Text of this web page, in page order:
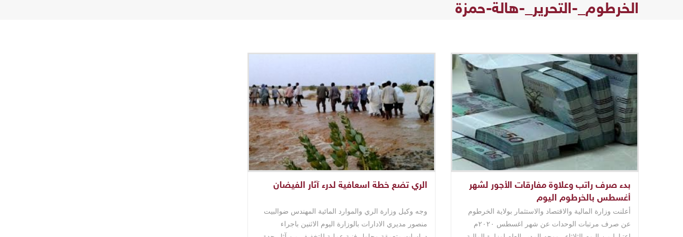
الخرطوم_-التحرير_-هالة-حمزة
بدء صرف راتب وعلاوة مفارقات الأجور لشهر
أغسطس بالخرطوم اليوم
أعلنت وزارة المالية والاقتصاد والاستثمار بولاية الخرطوم
عن صرف مرتبات الوحدات عن شهر اغسطس ٢٠٢٠م
الري تضع خطة اسعافية لدرء آثار الفيضان
وجه وكيل وزارة الري والموارد المائية المهندس ضوالبيت
منصور مديري الادارات بالوزارة اليوم الاثنين باجراء